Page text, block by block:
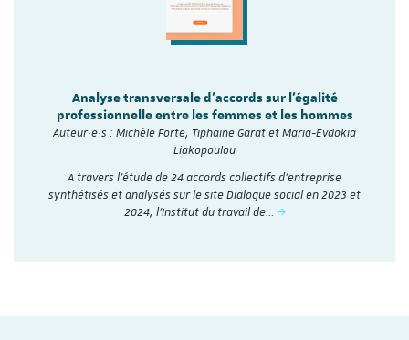
Analyse transversale d'accords sur l'égalité
professionnelle entre les femmes et les hommes
Auteur·e·s : Michèle Forte, Tiphaine Garat et Maria-Evdokia
Liakopoulou
A travers l’étude de 24 accords collectifs d’entreprise
synthétisés et analysés sur le site Dialogue social en 2023 et
2024, l'Institut du travail de…